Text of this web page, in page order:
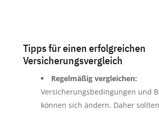
Tipps für einen erfolgreichen
Versicherungsvergleich
Regelmäßig vergleichen:
Versicherungsbedingungen und
können sich ändern. Daher